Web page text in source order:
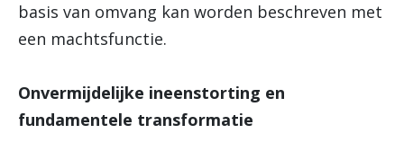
basis van omvang kan worden beschreven met
een machtsfunctie.
Onvermijdelijke ineenstorting en
fundamentele transformatie